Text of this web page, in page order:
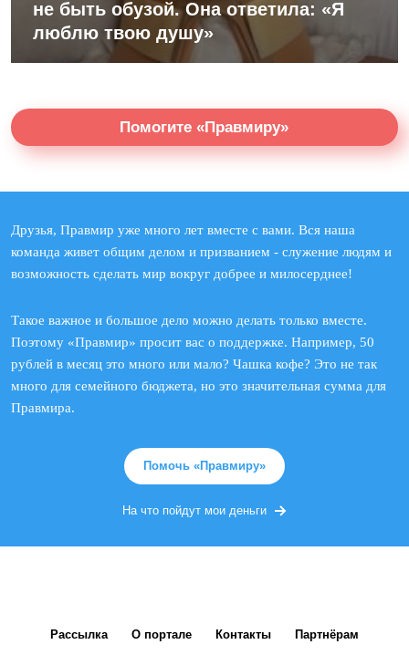
не быть обузой. Она ответила: «Я
люблю твою душу»
Помогите «Правмиру»
Друзья, Правмир уже много лет вместе с вами. Вся наша
команда живет общим делом и призванием - служение людям и
возможность сделать мир вокруг добрее и милосерднее!
Такое важное и большое дело можно делать только вместе.
Поэтому «Правмир» просит вас о поддержке. Например, 50
рублей в месяц это много или мало? Чашка кофе? Это не так
много для семейного бюджета, но это значительная сумма для
Правмира.
Помочь «Правмиру»
На что пойдут мои деньги
Рассылка О портале Контакты Партнёрам